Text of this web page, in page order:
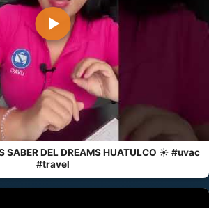
▶
SABER DEL DREAMS HUATULCO ☀️ #uvac
#travel